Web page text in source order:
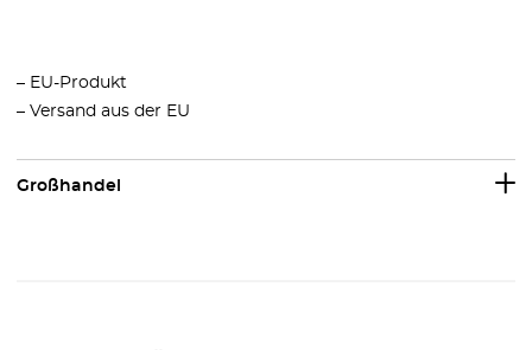
– EU-Produkt
– Versand aus der EU
Großhandel